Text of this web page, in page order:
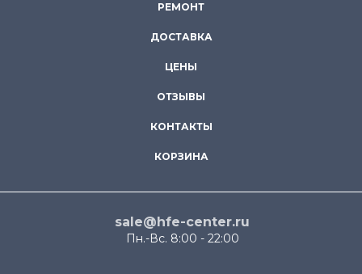
РЕМОНТ
ДОСТАВКА
ЦЕНЫ
ОТЗЫВЫ
КОНТАКТЫ
КОРЗИНА
sale@hfe-center.ru
Пн.-Вс. 8:00 - 22:00